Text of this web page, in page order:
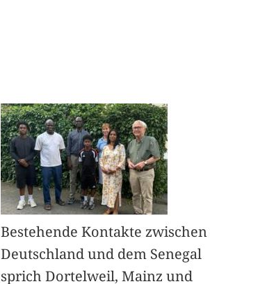
Bestehende Kontakte zwischen
Deutschland und dem Senegal
sprich Dortelweil, Mainz und